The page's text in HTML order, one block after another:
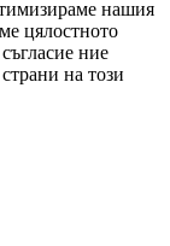
нашия
цялостното
ние
на този